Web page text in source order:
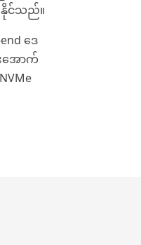
နိုင်သည်။
ဒေ
အောက်